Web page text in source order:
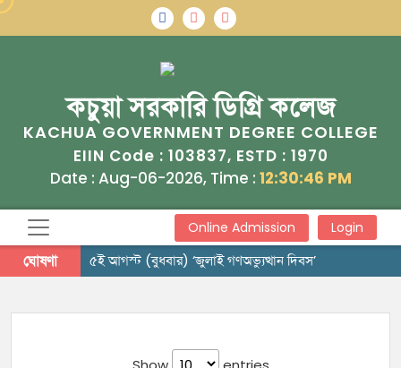
কচুয়া সরকারি ডিগ্রি কলেজ
KACHUA GOVERNMENT DEGREE COLLEGE
EIIN Code : 103837, ESTD : 1970
Date : Aug-06-2026, Time : 12:30:46 PM
Online Admission Login
ঘোষণা ৫ই আগস্ট (বুধবার) ‘জুলাই গণঅভ্যুত্থান দিবস’